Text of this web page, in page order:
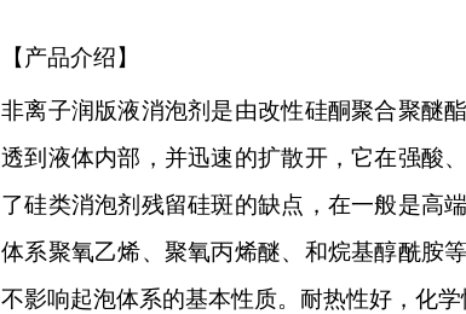
【产品介绍】
非离子润版液消泡剂是由改性硅酮聚合聚醚
透到液体内部，并迅速的扩散开，它在强酸
了硅类消泡剂残留硅斑的缺点，在一般是高
体系聚氧乙烯、聚氧丙烯醚、和烷基醇酰胺
不影响起泡体系的基本性质。耐热性好，化学